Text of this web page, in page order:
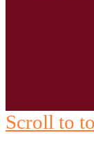
Scroll to